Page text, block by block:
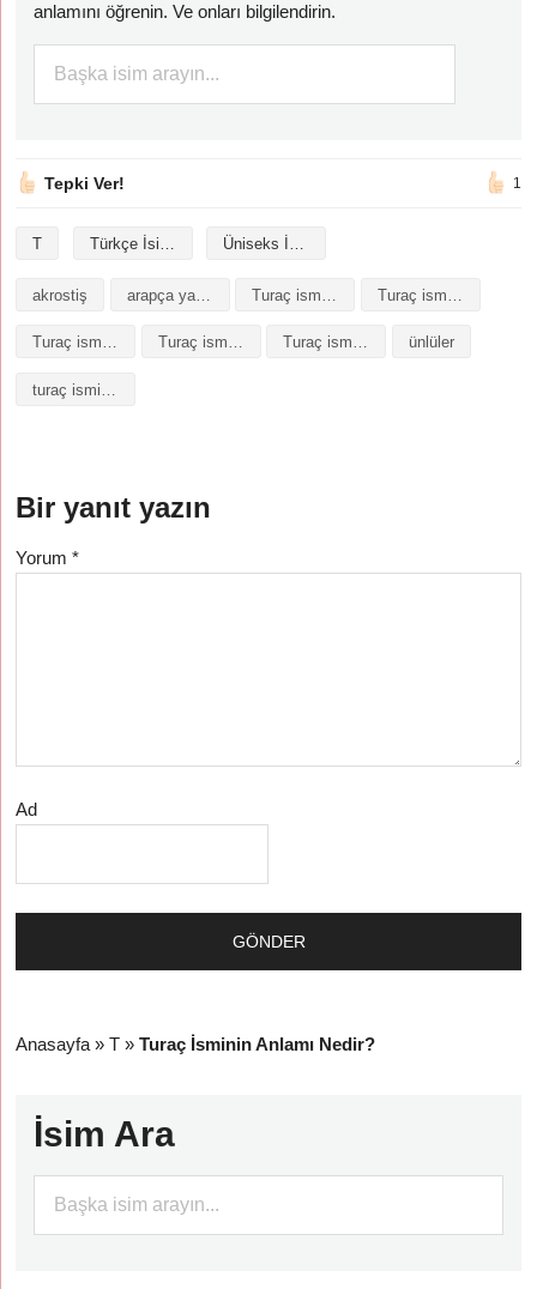
anlamını öğrenin. Ve onları bilgilendirin.
Tepki Ver! 1
T Türkçe İsimler Üniseks İsimler
akrostiş arapça yazılışı
Turaç isminin baş harfleriyle şiir Turaç isminin kökeni Turaç isminin numerolojisi ünlüler
Bir yanıt yazın
Yorum*
Ad
Anasayfa »T »Turaç İsminin Anlamı Nedir?
İsim Ara